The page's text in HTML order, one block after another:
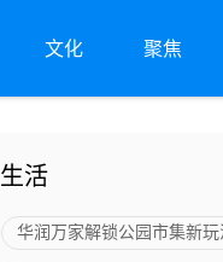
文化 聚焦
生活
华润万家解锁公园市集新